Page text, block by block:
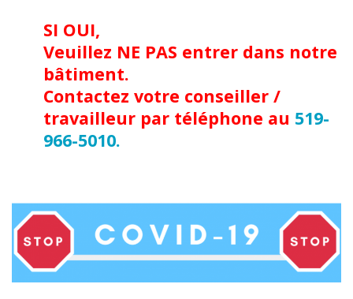
SI OUI,
Veuillez NE PAS entrer dans notre
bâtiment.
Contactez votre conseiller /
travailleur par téléphone au 519-
966-5010.